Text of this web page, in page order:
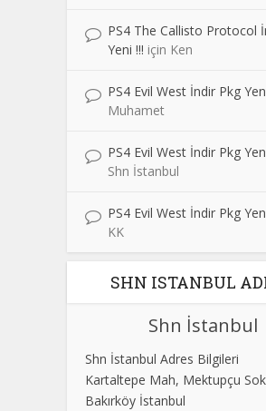
PS4 The Callisto Protocol
Yeni !!! için Ken
PS4 Evil West İndir Pkg
Muhamet
PS4 Evil West İndir Pkg
Shn İstanbul
PS4 Evil West İndir Pkg
KK
SHN ISTANBUL
Shn İstanbul
Shn İstanbul Adres Bilgileri
Kartaltepe Mah, Mektupçu
Bakırköy İstanbul